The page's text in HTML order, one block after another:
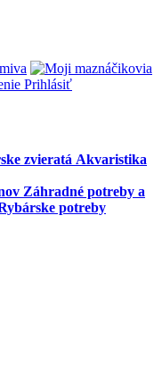
Prihlásiť
zvieratá Akvaristika
Záhradné potreby a
potreby